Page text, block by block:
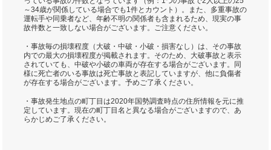
～34歳が関係している場合でも1件とカウント）。また、多重事故の
運転手や同乗者など、年齢不明の関係者も含まれるため、現実の事
故件数と一致しない場合がございます。ご注意ください。
・事故毎の損壊程度（大破・中破・小破・損害なし）は、その事故
内での最大の損壊程度が掲載されます。そのため、大破事故と表示
されていても、中破や小破の車両が存在する場合がございます。同
様に死亡者のいる事故は死亡事故と表記していますが、他に負傷者
が存在する場合がございます。予めご了承ください。
・事故発生地点の町丁目は2020年国勢調査時点の住所情報を元に推
定しています。現在の町丁目名と異なる場合がございますので、あ
らかじめご了承ください。